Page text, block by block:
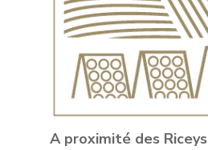
A proximité des Riceys